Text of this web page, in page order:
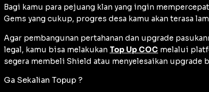
Bagi kamu para pejuang klan yang ingin
Gems yang cukup, progres desa kamu akan terasa
Agar pembangunan pertahanan dan upgrade
legal, kamu bisa melakukan Top Up COC melalui
segera membeli Shield atau menyelesaikan upgrade
Ga Sekalian Topup ?